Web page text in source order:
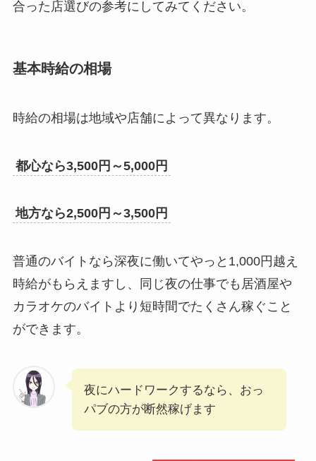
合った店選びの参考にしてみてください。
基本時給の相場
時給の相場は地域や店舗によって異なります。
都心なら3,500円～5,000円
地方なら2,500円～3,500円
普通のバイトなら深夜に働いてやっと1,000円越え
時給がもらえますし、同じ夜の仕事でも居酒屋や
カラオケのバイトより短時間でたくさん稼ぐこと
ができます。
夜にハードワークするなら、おっ
パブの方が断然稼げます